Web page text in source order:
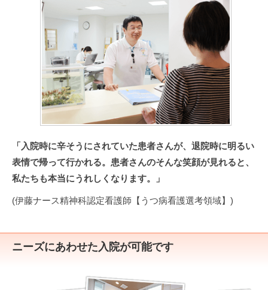
「入院時に辛そうにされていた患者さんが、退院時に明るい
表情で帰って行かれる。患者さんのそんな笑顔が見れると、
私たちも本当にうれしくなります。」
(伊藤ナース精神科認定看護師【うつ病看護選考領域】)
ニーズにあわせた入院が可能です